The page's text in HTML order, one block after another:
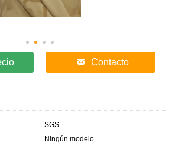
Contacto
SGS
Ningún modelo